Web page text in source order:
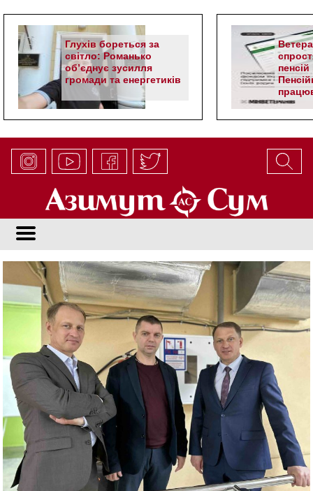
Глухів бореться за
світло: Романько
об’єднує зусилля
громади та енергетиків